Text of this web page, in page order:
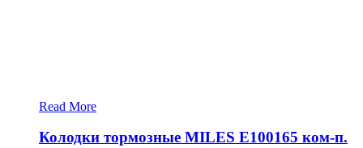
Read More
Колодки тормозные MILES E100165 ком-п.